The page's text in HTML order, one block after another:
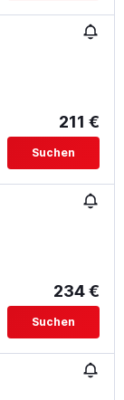
211 €
Suchen
234 €
Suchen